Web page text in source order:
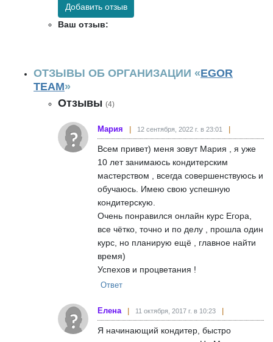
Добавить отзыв
Ваш отзыв:
ОТЗЫВЫ ОБ ОРГАНИЗАЦИИ «EGOR
TEAM»
Отзывы (4)
Мария 12 сентября, 2022 г. в 23:01
Всем привет) меня зовут Мария , я уже
10 лет занимаюсь кондитерским
мастерством , всегда совершенствуюсь и
обучаюсь. Имею свою успешную
кондитерскую.
Очень понравился онлайн курс Егора,
все чётко, точно и по делу , прошла один
курс, но планирую ещё , главное найти
время)
Успехов и процветания !
Ответ
Елена 11 октября, 2017 г. в 10:23
Я начинающий кондитер, быстро